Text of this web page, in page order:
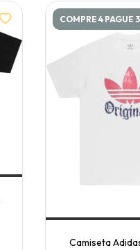
COMPRE 4 PAGUE 3
Camiseta